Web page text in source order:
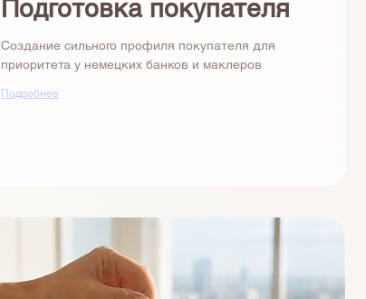
Подготовка покупателя
Создание сильного профиля покупателя для
приоритета у немецких банков и маклеров
Подробнее